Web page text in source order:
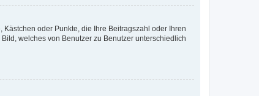
oder Punkte, die Ihre Beitragszahl oder Ihren
welches von Benutzer zu Benutzer unterschiedlich